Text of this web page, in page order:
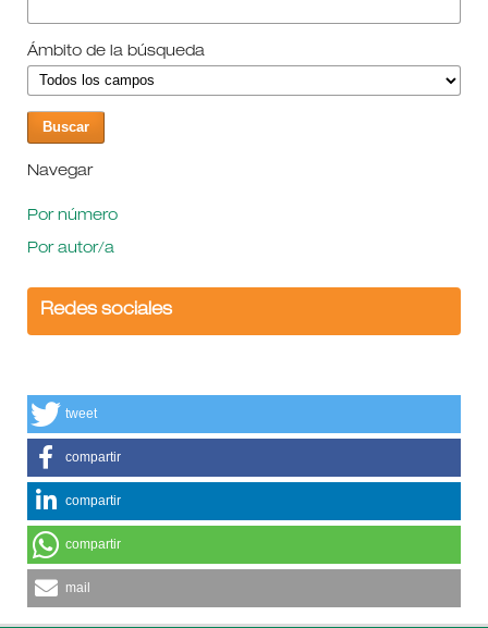
Ámbito de la búsqueda
Navegar
Por número
Por autor/a
Redes sociales
tweet
compartir
compartir
compartir
mail